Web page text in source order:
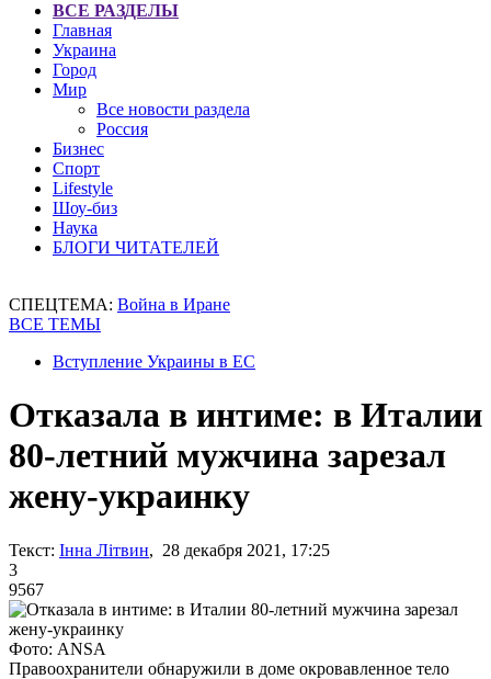
ВСЕ РАЗДЕЛЫ
Главная
Украина
Город
Мир
Все новости раздела
Россия
Бизнес
Спорт
Lifestyle
Шоу-биз
Наука
БЛОГИ ЧИТАТЕЛЕЙ
СПЕЦТЕМА: Война в Иране
ВСЕ ТЕМЫ
Вступление Украины в ЕС
Отказала в интиме: в Италии
80-летний мужчина зарезал
жену-украинку
Текст: Інна Літвин, 28 декабря 2021, 17:25
3
9567
Фото: ANSA
Правоохранители обнаружили в доме окровавленное тело